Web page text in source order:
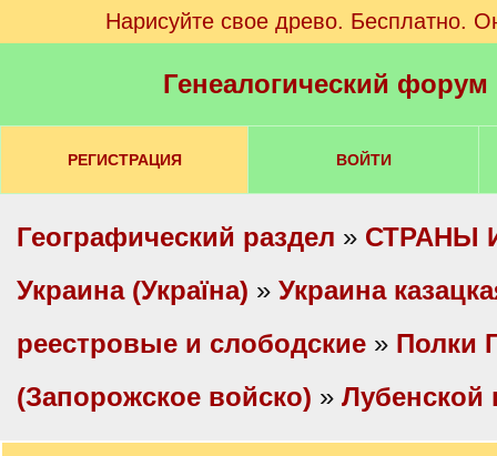
Нарисуйте свое древо. Бесплатно.
Генеалогический
РЕГИСТРАЦИЯ ВОЙТИ
Географический раздел » СТРАНЫ
Украина (Україна) » Украина
реестровые и слободские » Полки
(Запорожское войско) » Лубенской